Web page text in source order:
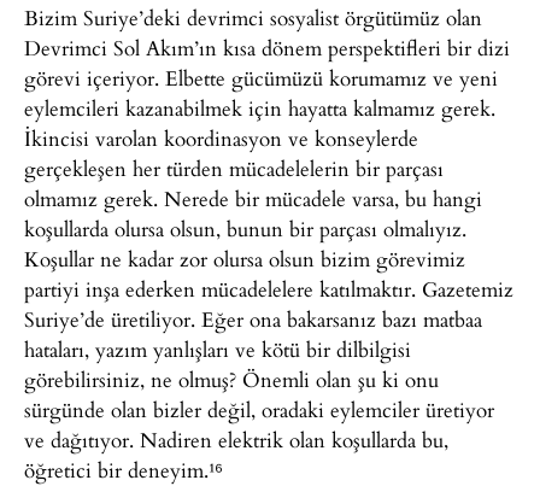
Bizim Suriye’deki devrimci sosyalist örgütümüz olan
Devrimci Sol Akım’ın kısa dönem perspektifleri bir dizi
görevi içeriyor. Elbette gücümüzü korumamız ve yeni
eylemcileri kazanabilmek için hayatta kalmamız gerek.
İkincisi varolan koordinasyon ve konseylerde
gerçekleşen her türden mücadelelerin bir parçası
olmamız gerek. Nerede bir mücadele varsa, bu hangi
koşullarda olursa olsun, bunun bir parçası olmalıyız.
Koşullar ne kadar zor olursa olsun bizim görevimiz
partiyi inşa ederken mücadelelere katılmaktır. Gazetemiz
Suriye’de üretiliyor. Eğer ona bakarsanız bazı matbaa
hataları, yazım yanlışları ve kötü bir dilbilgisi
görebilirsiniz, ne olmuş? Önemli olan şu ki onu
sürgünde olan bizler değil, oradaki eylemciler üretiyor
ve dağıtıyor. Nadiren elektrik olan koşullarda bu,
öğretici bir deneyim.¹⁶